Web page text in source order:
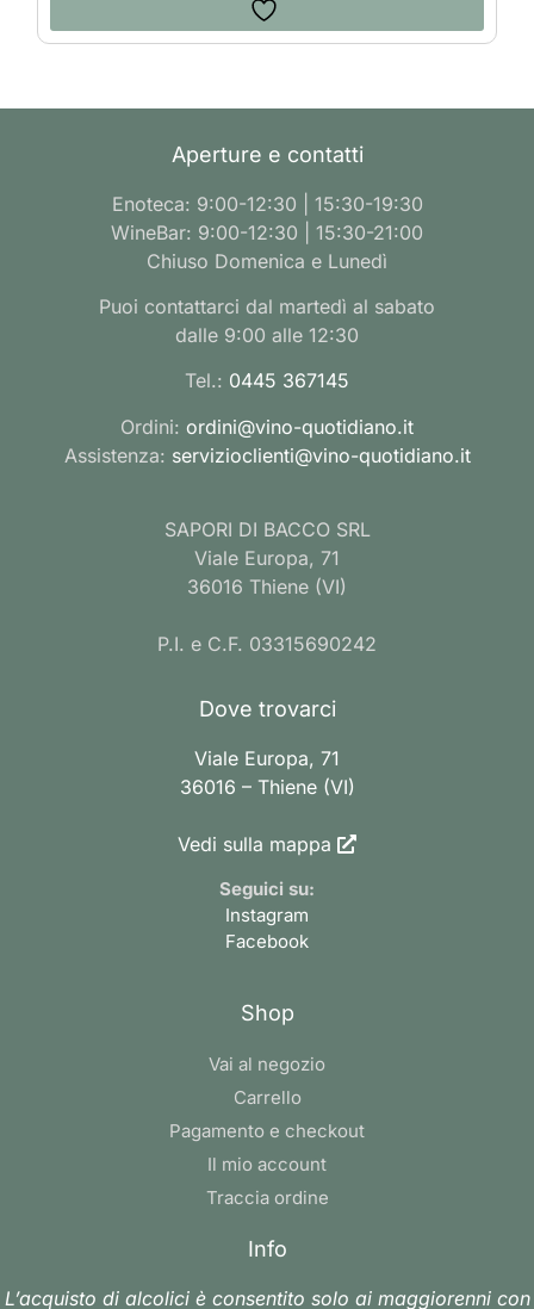
Aperture e contatti
Enoteca: 9:00-12:30 | 15:30-19:30
WineBar: 9:00-12:30 | 15:30-21:00
Chiuso Domenica e Lunedì
Puoi contattarci dal martedì al sabato
dalle 9:00 alle 12:30
Tel.: 0445 367145
Ordini: ordini@vino-quotidiano.it
Assistenza: servizioclienti@vino-quotidiano.it
SAPORI DI BACCO SRL
Viale Europa, 71
36016 Thiene (VI)
P.I. e C.F. 03315690242
Dove trovarci
Viale Europa, 71
36016 – Thiene (VI)
Vedi sulla mappa
Seguici su:
Instagram
Facebook
Shop
Vai al negozio
Carrello
Pagamento e checkout
Il mio account
Traccia ordine
Info
L’acquisto di alcolici è consentito solo ai maggiorenni con